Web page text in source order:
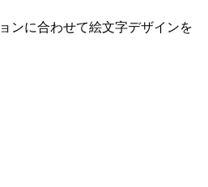
ンに合わせて絵文字デザインを